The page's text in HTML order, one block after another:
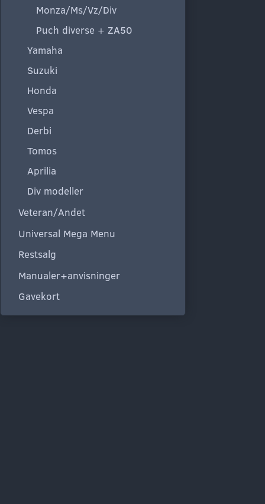
Monza/Ms/Vz/Div
Puch diverse + ZA50
Yamaha
Suzuki
Honda
Vespa
Derbi
Tomos
Aprilia
Div modeller
Veteran/Andet
Universal Mega Menu
Restsalg
Manualer+anvisninger
Gavekort